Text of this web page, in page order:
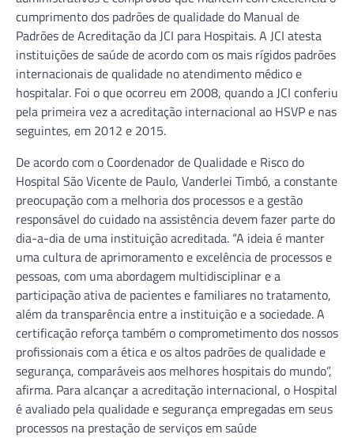
cumprimento dos padrões de qualidade do Manual de
Padrões de Acreditação da JCI para Hospitais. A JCI atesta
instituições de saúde de acordo com os mais rígidos padrões
internacionais de qualidade no atendimento médico e
hospitalar. Foi o que ocorreu em 2008, quando a JCI conferiu
pela primeira vez a acreditação internacional ao HSVP e nas
seguintes, em 2012 e 2015.
De acordo com o Coordenador de Qualidade e Risco do
Hospital São Vicente de Paulo, Vanderlei Timbó, a constante
preocupação com a melhoria dos processos e a gestão
responsável do cuidado na assistência devem fazer parte do
dia-a-dia de uma instituição acreditada. “A ideia é manter
uma cultura de aprimoramento e excelência de processos e
pessoas, com uma abordagem multidisciplinar e a
participação ativa de pacientes e familiares no tratamento,
além da transparência entre a instituição e a sociedade. A
certificação reforça também o comprometimento dos nossos
profissionais com a ética e os altos padrões de qualidade e
segurança, comparáveis aos melhores hospitais do mundo”,
afirma. Para alcançar a acreditação internacional, o Hospital
é avaliado pela qualidade e segurança empregadas em seus
processos na prestação de serviços em saúde